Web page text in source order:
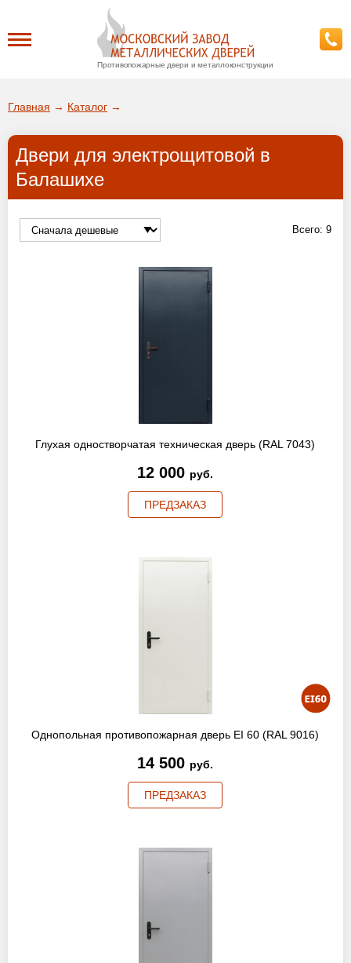
Противопожарные двери и металлоконструкции
ДА!
ВЫБРАТЬ ДРУГОЙ ГОРОД
О заводе
Доставка
Установка
Контакты
ЗАПРОСИТЬ РАСЧЕТ
info@protivopozharnie-dveri.ru
Главная → Каталог →
Двери для электрощитовой в
Балашихе
Всего: 9
Глухая одностворчатая техническая дверь (RAL 7043)
12 000 руб.
ПРЕДЗАКАЗ
Однопольная противопожарная дверь EI 60 (RAL 9016)
14 500 руб.
ПРЕДЗАКАЗ